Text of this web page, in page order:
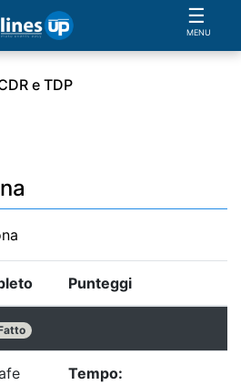
☰
MENU
e TDP
Punteggi
Tempo: